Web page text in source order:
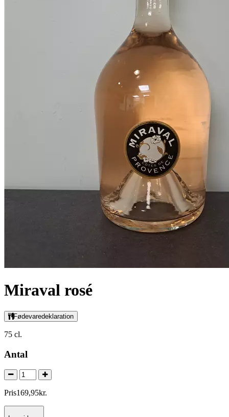
Miraval rosé
Fødevaredeklaration
75 cl.
Antal
Pris169,95kr.